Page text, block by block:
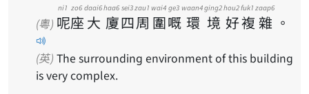
(粵) 呢
ni1
座
zo6
大
daai6
廈
haa6
四
sei3
周
zau1
圍
wai4
嘅
ge3
環
waan4
境
ging2
好
hou2
複
fuk1
雜
zaap6
。
(英) The surrounding environment of this building
is very complex.